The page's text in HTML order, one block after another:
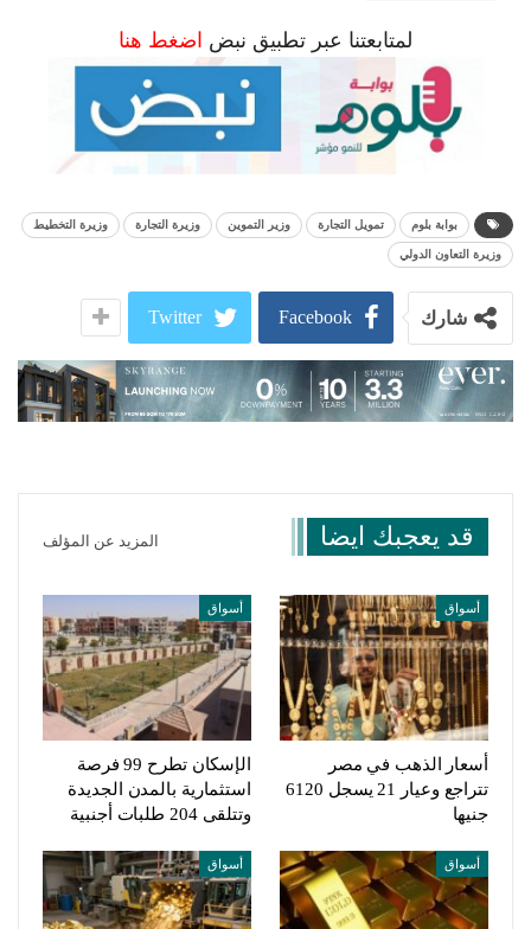
لمتابعتنا عبر تطبيق نبض اضغط هنا
بوابة بلوم تمويل التجارة وزير التموين وزيرة التجارة وزيرة التخطيط
وزيرة التعاون الدولي
شارك Facebook
Twitter
قد يعجبك ايضا المزيد عن المؤلف
أسواق
أسعار الذهب في مصر
تتراجع وعيار 21 يسجل 6120
جنيها
أسواق
الإسكان تطرح 99 فرصة
استثمارية بالمدن الجديدة
وتتلقى 204 طلبات أجنبية
أسواق أسواق